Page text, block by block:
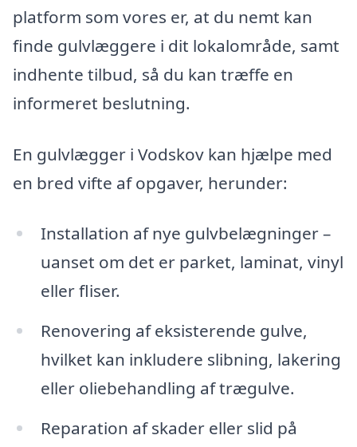
platform som vores er, at du nemt kan
finde gulvlæggere i dit lokalområde, samt
indhente tilbud, så du kan træffe en
informeret beslutning.
En gulvlægger i Vodskov kan hjælpe med
en bred vifte af opgaver, herunder:
Installation af nye gulvbelægninger –
uanset om det er parket, laminat, vinyl
eller fliser.
Renovering af eksisterende gulve,
hvilket kan inkludere slibning, lakering
eller oliebehandling af trægulve.
Reparation af skader eller slid på